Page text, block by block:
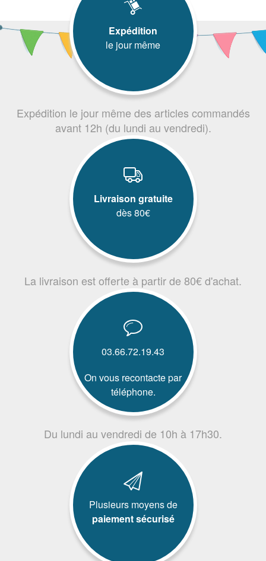
Expédition
le jour même
Expédition le jour même des articles commandés
avant 12h (du lundi au vendredi).
Livraison gratuite
dès 80€
La livraison est offerte à partir de 80€ d'achat.
03.66.72.19.43
On vous recontacte par
téléphone.
Du lundi au vendredi de 10h à 17h30.
Plusieurs moyens de
paiement sécurisé